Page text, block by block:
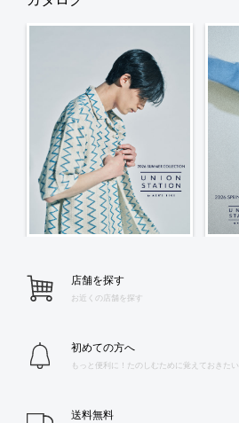
店舗を探す
お近くの店舗を探す
初めての方へ
もっと便利に！たのしむために覚えておきたい
送料無料